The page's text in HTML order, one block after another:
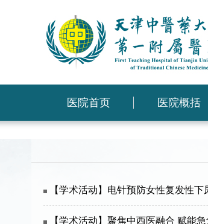
医院首页 医院概括
【学术活动】电针预防女性复发性
【学术活动】聚焦中西医融合 赋